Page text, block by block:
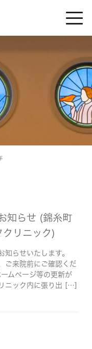
知らせ (錦糸町
クリニック)
知らせいたします。
ご来院前にご確認くだ
ムページ等の更新が
ニック内に張り出 […]